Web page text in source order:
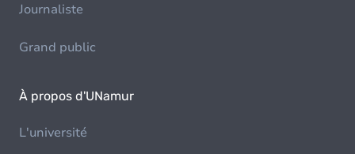
Journaliste
Grand public
À propos d'UNamur
L'université